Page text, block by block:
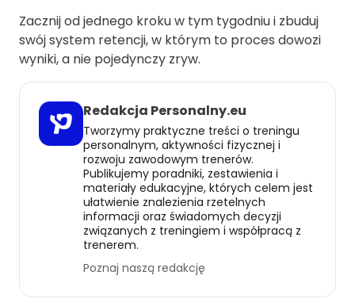
Zacznij od jednego kroku w tym tygodniu i zbuduj
swój system retencji, w którym to proces dowozi
wyniki, a nie pojedynczy zryw.
Redakcja Personalny.eu
Tworzymy praktyczne treści o treningu
personalnym, aktywności fizycznej i
rozwoju zawodowym trenerów.
Publikujemy poradniki, zestawienia i
materiały edukacyjne, których celem jest
ułatwienie znalezienia rzetelnych
informacji oraz świadomych decyzji
związanych z treningiem i współpracą z
trenerem.
Poznaj naszą redakcję